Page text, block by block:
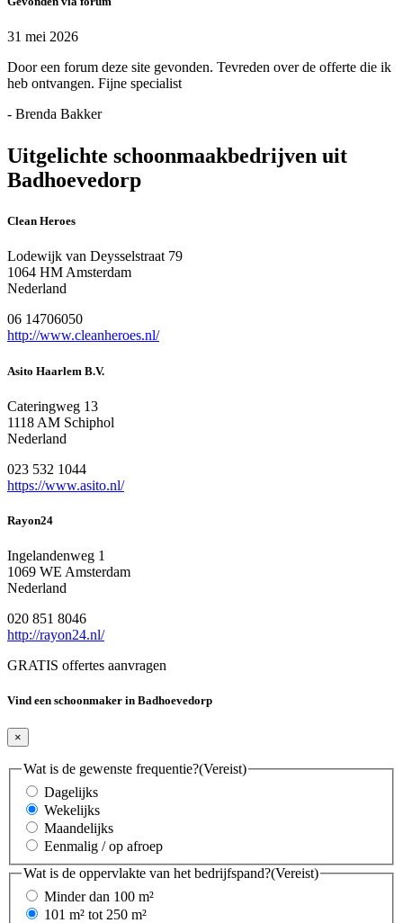
31 mei 2026
Door een forum deze site gevonden. Tevreden over de offerte die ik
heb ontvangen. Fijne specialist
- Brenda Bakker
Uitgelichte schoonmaakbedrijven uit
Badhoevedorp
Clean Heroes
Lodewijk van Deysselstraat 79
1064 HM Amsterdam
Nederland
06 14706050
http://www.cleanheroes.nl/
Asito Haarlem B.V.
Cateringweg 13
1118 AM Schiphol
Nederland
023 532 1044
https://www.asito.nl/
Rayon24
Ingelandenweg 1
1069 WE Amsterdam
Nederland
020 851 8046
http://rayon24.nl/
GRATIS offertes aanvragen
Vind een schoonmaker in Badhoevedorp
×
Wat is de gewenste frequentie?(Vereist)
Dagelijks
Wekelijks
Maandelijks
Eenmalig / op afroep
Wat is de oppervlakte van het bedrijfspand?(Vereist)
Minder dan 100 m²
101 m² tot 250 m²